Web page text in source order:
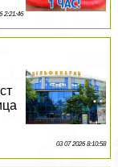
2:21:46
03 07 2026 8:10:58